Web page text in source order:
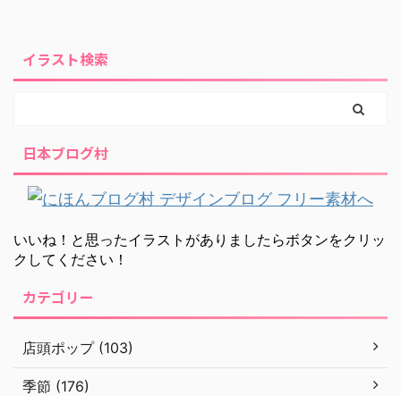
イラスト検索
日本ブログ村
いいね！と思ったイラストがありましたらボタンをクリッ
クしてください！
カテゴリー
店頭ポップ (103)
季節 (176)